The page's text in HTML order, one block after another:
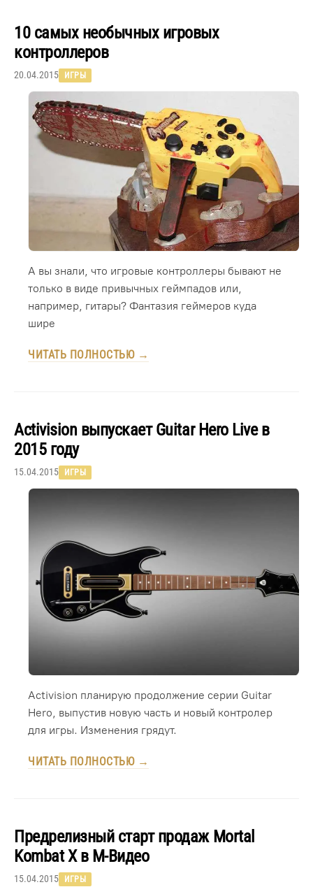
10 самых необычных игровых
контроллеров
20.04.2015 ИГРЫ
А вы знали, что игровые контроллеры бывают не
только в виде привычных геймпадов или,
например, гитары? Фантазия геймеров куда
шире
ЧИТАТЬ ПОЛНОСТЬЮ →
Activision выпускает Guitar Hero Live в
2015 году
15.04.2015 ИГРЫ
Activision планирую продолжение серии Guitar
Hero, выпустив новую часть и новый контролер
для игры. Изменения грядут.
ЧИТАТЬ ПОЛНОСТЬЮ →
Предрелизный старт продаж Mortal
Kombat X в М-Видео
15.04.2015 ИГРЫ